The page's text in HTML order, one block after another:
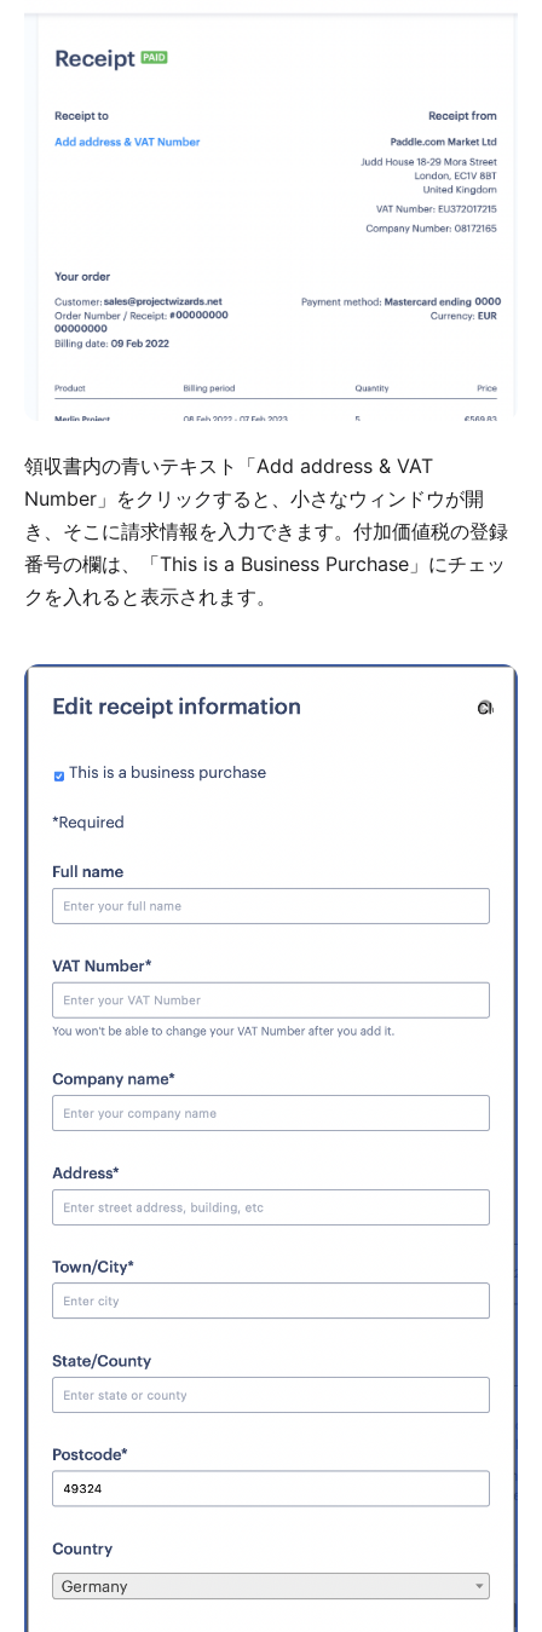
領収書内の青いテキスト「Add address & VAT
Number」をクリックすると、小さなウィンドウが開
き、そこに請求情報を入力できます。付加価値税の登録
番号の欄は、「This is a Business Purchase」にチェッ
クを入れると表示されます。